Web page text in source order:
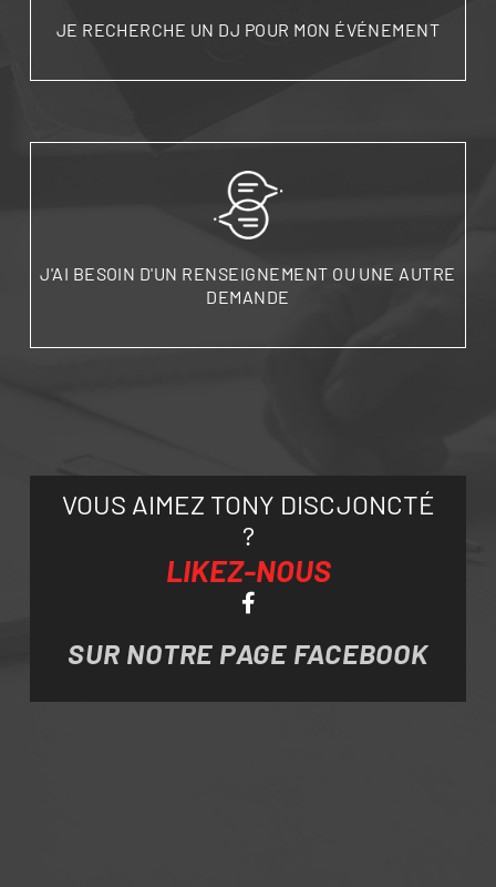
JE RECHERCHE UN DJ POUR MON ÉVÉNEMENT
J'AI BESOIN D'UN RENSEIGNEMENT OU UNE AUTRE
DEMANDE
VOUS AIMEZ TONY DISCJONCTÉ
?
LIKEZ-NOUS
SUR NOTRE PAGE FACEBOOK